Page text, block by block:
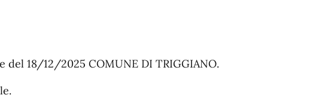
del 18/12/2025 COMUNE DI TRIGGIANO.